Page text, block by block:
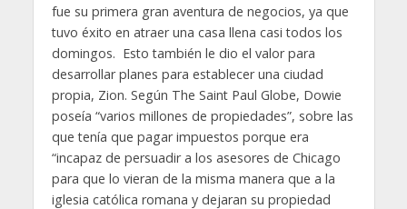
fue su primera gran aventura de negocios, ya que
tuvo éxito en atraer una casa llena casi todos los
domingos. Esto también le dio el valor para
desarrollar planes para establecer una ciudad
propia, Zion. Según The Saint Paul Globe, Dowie
poseía “varios millones de propiedades”, sobre las
que tenía que pagar impuestos porque era
“incapaz de persuadir a los asesores de Chicago
para que lo vieran de la misma manera que a la
iglesia católica romana y dejaran su propiedad